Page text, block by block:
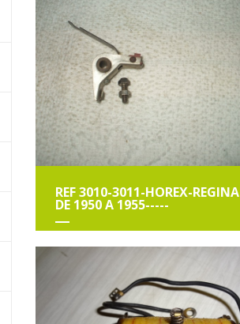
REF 3010-3011-HOREX-REGINA
DE 1950 A 1955-----